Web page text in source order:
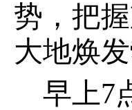
势，把
大地焕
早上7